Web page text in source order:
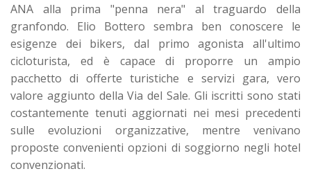
ANA alla prima "penna nera" al traguardo della
granfondo. Elio Bottero sembra ben conoscere le
esigenze dei bikers, dal primo agonista all'ultimo
cicloturista, ed è capace di proporre un ampio
pacchetto di offerte turistiche e servizi gara, vero
valore aggiunto della Via del Sale. Gli iscritti sono stati
costantemente tenuti aggiornati nei mesi precedenti
sulle evoluzioni organizzative, mentre venivano
proposte convenienti opzioni di soggiorno negli hotel
convenzionati.